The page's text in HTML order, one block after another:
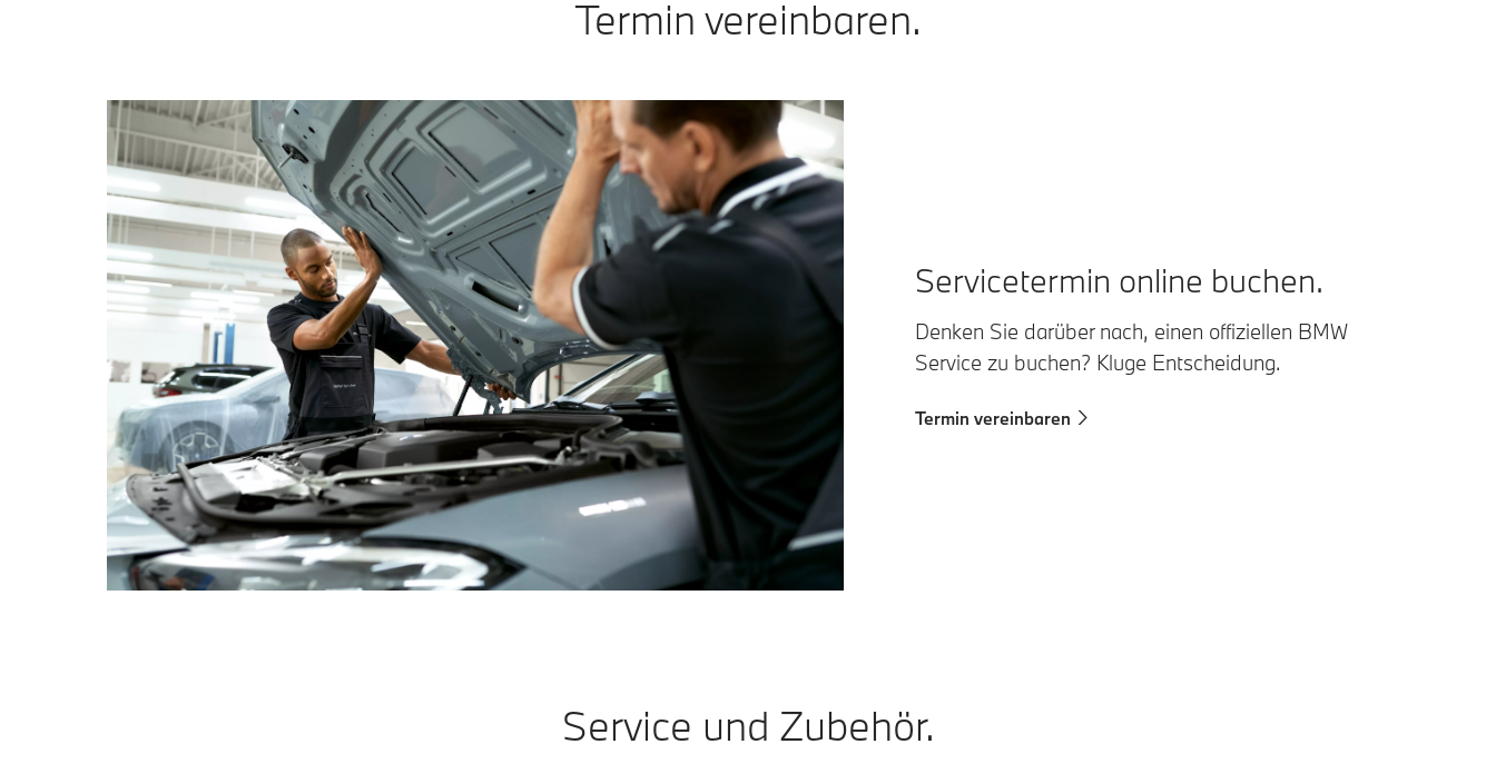
Termin vereinbaren.
Servicetermin online buchen.
Denken Sie darüber nach, einen offiziellen BMW
Service zu buchen? Kluge Entscheidung.
Termin vereinbaren
Service und Zubehör.